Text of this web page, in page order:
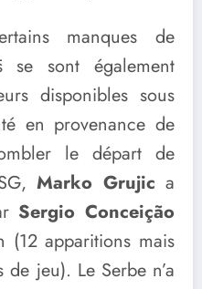
manques de
se sont également
disponibles sous
en provenance de
le départ de
Marko Grujic a
Sergio Conceição
(12 apparitions mais
jeu). Le Serbe n’a